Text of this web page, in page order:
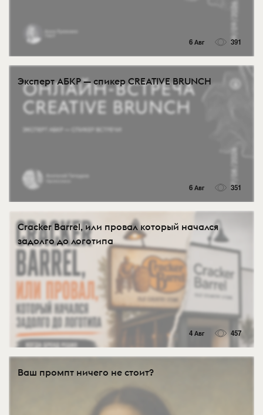
6 Авг 391
Эксперт АБКР — спикер CREATIVE BRUNCH
6 Авг 351
Cracker Barrel, или провал который начался
задолго до логотипа
4 Авг 457
Ваш промпт ничего не стоит?